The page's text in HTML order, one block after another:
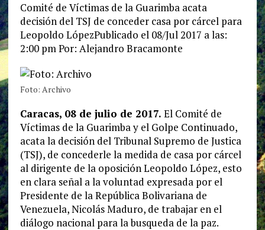
Comité de Víctimas de la Guarimba acata
decisión del TSJ de conceder casa por cárcel para
Leopoldo LópezPublicado el 08/Jul 2017 a las:
2:00 pmPor: Alejandro Bracamonte
Foto: Archivo
Caracas, 08 de julio de 2017. El Comité de
Víctimas de la Guarimba y el Golpe Continuado,
acata la decisión del Tribunal Supremo de Justica
(TSJ), de concederle la medida de casa por cárcel
al dirigente de la oposición Leopoldo López, esto
en clara señal a la voluntad expresada por el
Presidente de la República Bolivariana de
Venezuela, Nicolás Maduro, de trabajar en el
diálogo nacional para la busqueda de la paz.